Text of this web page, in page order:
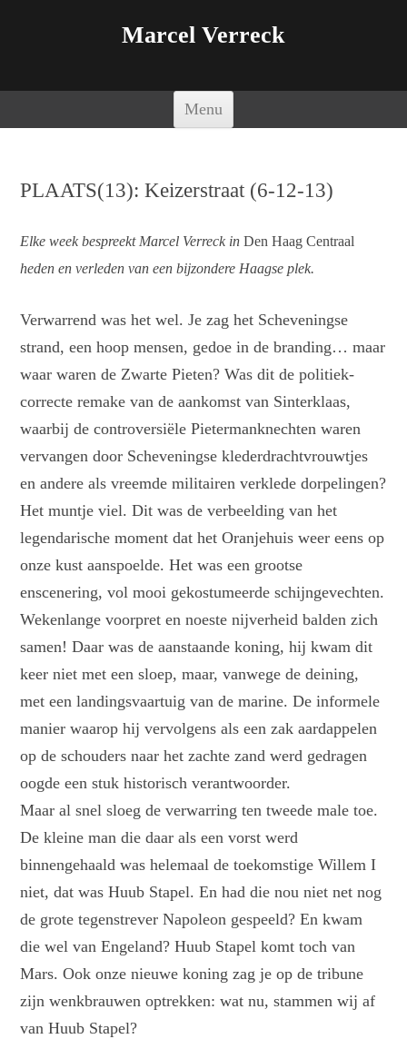
Marcel Verreck
Menu
PLAATS(13): Keizerstraat (6-12-13)
Elke week bespreekt Marcel Verreck in Den Haag Centraal
heden en verleden van een bijzondere Haagse plek.
Verwarrend was het wel. Je zag het Scheveningse
strand, een hoop mensen, gedoe in de branding… maar
waar waren de Zwarte Pieten? Was dit de politiek-
correcte remake van de aankomst van Sinterklaas,
waarbij de controversiële Pietermanknechten waren
vervangen door Scheveningse klederdrachtvrouwtjes
en andere als vreemde militairen verklede dorpelingen?
Het muntje viel. Dit was de verbeelding van het
legendarische moment dat het Oranjehuis weer eens op
onze kust aanspoelde. Het was een grootse
enscenering, vol mooi gekostumeerde schijngevechten.
Wekenlange voorpret en noeste nijverheid balden zich
samen! Daar was de aanstaande koning, hij kwam dit
keer niet met een sloep, maar, vanwege de deining,
met een landingsvaartuig van de marine. De informele
manier waarop hij vervolgens als een zak aardappelen
op de schouders naar het zachte zand werd gedragen
oogde een stuk historisch verantwoorder.
Maar al snel sloeg de verwarring ten tweede male toe.
De kleine man die daar als een vorst werd
binnengehaald was helemaal de toekomstige Willem I
niet, dat was Huub Stapel. En had die nou niet net nog
de grote tegenstrever Napoleon gespeeld? En kwam
die wel van Engeland? Huub Stapel komt toch van
Mars. Ook onze nieuwe koning zag je op de tribune
zijn wenkbrauwen optrekken: wat nu, stammen wij af
van Huub Stapel?